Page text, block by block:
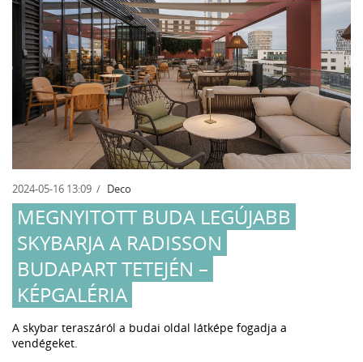
2024-05-16 13:09 Deco
MEGNYITOTT BUDA LEGÚJABB
SKYBARJA A RADISSON
BUDAPART TETEJÉN –
KÉPGALÉRIA
A skybar teraszáról a budai oldal látképe fogadja a
vendégeket.